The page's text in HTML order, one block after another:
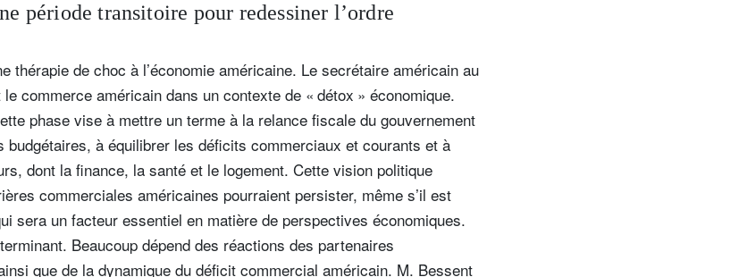
période transitoire pour redessiner l’ordre
thérapie de choc à l’économie américaine. Le secrétaire américain au
commerce américain dans un contexte de « détox » économique.
phase vise à mettre un terme à la relance fiscale du gouvernement
à équilibrer les déficits commerciaux et courants et à
dont la finance, la santé et le logement. Cette vision politique
commerciales américaines pourraient persister, même s’il est
sera un facteur essentiel en matière de perspectives économiques.
Beaucoup dépend des réactions des partenaires
que de la dynamique du déficit commercial américain. M. Bessent